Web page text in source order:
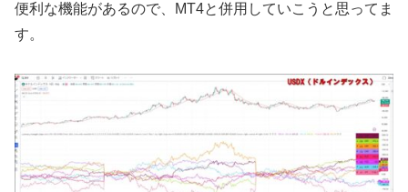
便利な機能があるので、MT4と併用していこうと思ってま
す。